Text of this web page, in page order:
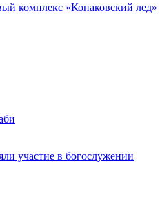
комплекс «Конаковский лед»
участие в богослужении